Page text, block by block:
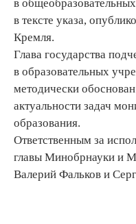
в
в тексте указа,
Кремля.
Глава государства
в образовательных
методически обоснован
актуальности задач
образования.
Ответственным за
главы Минобрнауки и
Валерий Фальков и